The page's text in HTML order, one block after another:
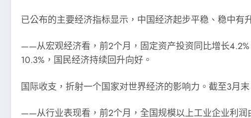
已公布的主要经济指标显示，中国经济起步平稳、稳中有
——从宏观经济看，前2个月，固定资产投资同比增长
10.3%，国民经济持续回升向好。
国际收支，折射一个国家对世界经济的影响力。截至3月
——从行业表现看，前2个月，全国规模以上工业企业利润